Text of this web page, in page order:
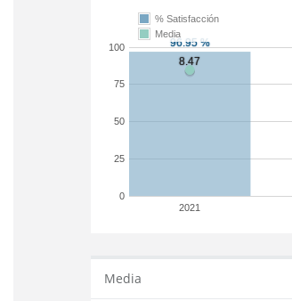
2021
0
25
50
75
100
% Satisfacción
Media
Media